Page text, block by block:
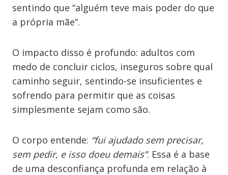
sentindo que “alguém teve mais poder do que
a própria mãe”.
O impacto disso é profundo: adultos com
medo de concluir ciclos, inseguros sobre qual
caminho seguir, sentindo-se insuficientes e
sofrendo para permitir que as coisas
simplesmente sejam como são.
O corpo entende: “fui ajudado sem precisar,
sem pedir, e isso doeu demais”. Essa é a base
de uma desconfiança profunda em relação à